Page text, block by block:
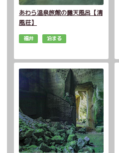
あわら温泉旅館の露天風呂【清
風荘】
福井 泊まる